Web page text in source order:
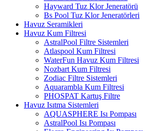
Hayward Tuz Klor Jeneratörü
Bs Pool Tuz Klor Jeneratörleri
Havuz Seramikleri
Havuz Kum Filtresi
AstralPool Filtre Sistemleri
Atlaspool Kum Filtresi
WaterFun Havuz Kum Filtresi
Nozbart Kum Filtresi
Zodiac Filtre Sistemleri
Aquarambla Kum Filtresi
PHOSPAT Kartuş Filtre
Havuz Isıtma Sistemleri
AQUASPHERE Isı Pompası
AstralPool Isı Pompası